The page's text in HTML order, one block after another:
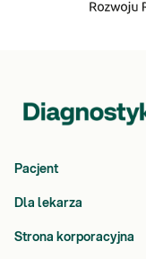
Pacjent
Dla lekarza
Strona korporacyjna